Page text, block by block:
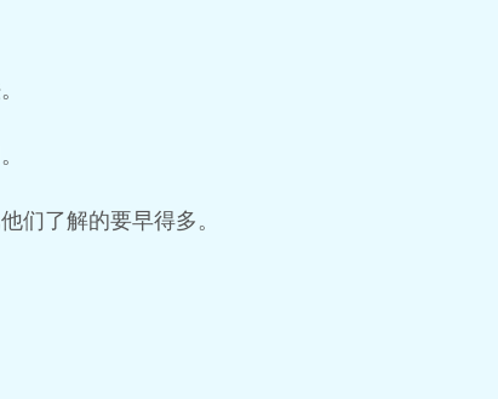
们了解的要早得多。